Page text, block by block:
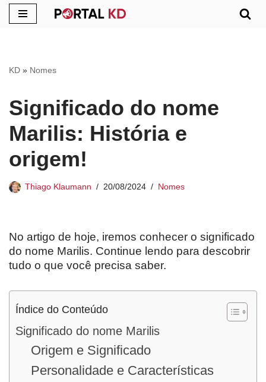
conteúdo
KD » Nomes
Significado do nome
Marilis: História e
origem!
Thiago Klaumann 20/08/2024 Nomes
No artigo de hoje, iremos conhecer o significado
do nome Marilis. Continue lendo para descobrir
tudo o que você precisa saber.
Índice do Conteúdo
Significado do nome Marilis
Origem e Significado
Personalidade e Características